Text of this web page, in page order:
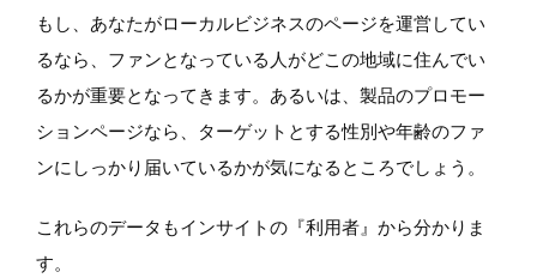
もし、あなたがローカルビジネスのページを運営してい
るなら、ファンとなっている人がどこの地域に住んでい
るかが重要となってきます。あるいは、製品のプロモー
ションページなら、ターゲットとする性別や年齢のファ
ンにしっかり届いているかが気になるところでしょう。
これらのデータもインサイトの『利用者』から分かりま
す。